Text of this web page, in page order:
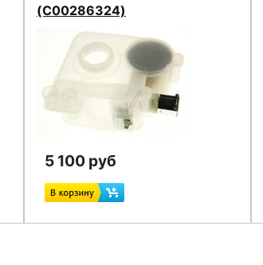
(C00286324)
5 100 руб